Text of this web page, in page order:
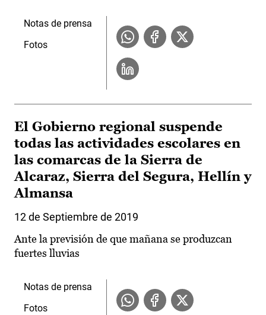
Notas de prensa
Fotos
El Gobierno regional suspende
todas las actividades escolares en
las comarcas de la Sierra de
Alcaraz, Sierra del Segura, Hellín y
Almansa
12 de Septiembre de 2019
Ante la previsión de que mañana se produzcan
fuertes lluvias
Notas de prensa
Fotos